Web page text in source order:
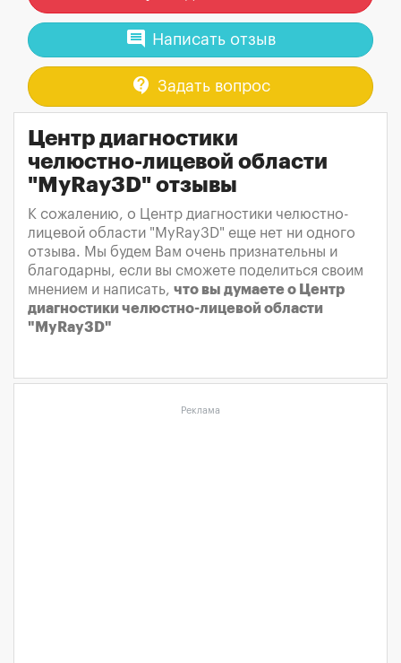
comment Написать отзыв
contact_support Задать вопрос
Центр диагностики
челюстно-лицевой области
"MyRay3D" отзывы
К сожалению, о Центр диагностики челюстно-
лицевой области "MyRay3D" еще нет ни одного
отзыва. Мы будем Вам очень признательны и
благодарны, если вы сможете поделиться своим
мнением и написать, что вы думаете о Центр
диагностики челюстно-лицевой области
"MyRay3D"
Реклама